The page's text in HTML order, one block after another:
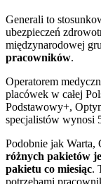
Generali to
ubezpieczeń
międzynarodowej
pracowników.
Operatorem
placówek w całej
Podstawowy+,
specjalistów wynosi
Podobnie jak Warta,
różnych pakietów
pakietu co miesiąc.
potrzebami